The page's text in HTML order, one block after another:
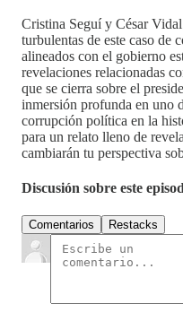
Cristina Seguí y César
turbulentas de este caso de
alineados con el gobierno
revelaciones relacionadas
que se cierra sobre el
inmersión profunda en uno
corrupción política en la
para un relato lleno de
cambiarán tu perspectiva
Discusión sobre este
Comentarios Restacks